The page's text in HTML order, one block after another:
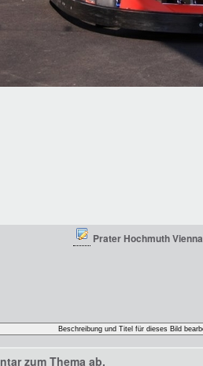
Prater Hochmuth Vienna
zum Thema ab.